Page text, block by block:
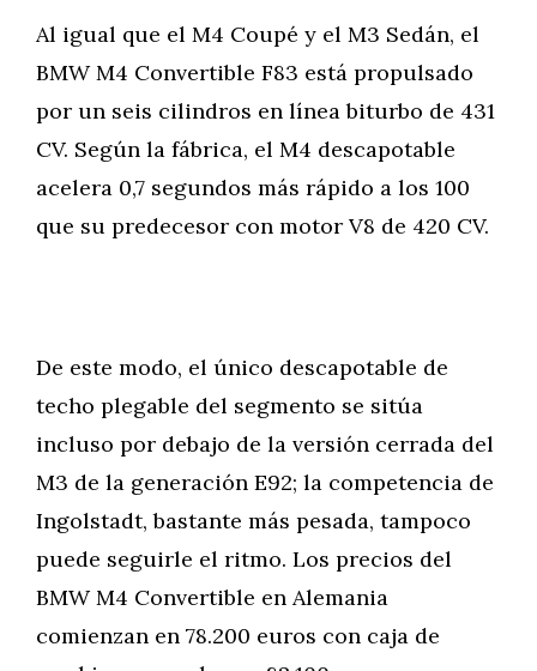
Al igual que el M4 Coupé y el M3 Sedán, el
BMW M4 Convertible F83 está propulsado
por un seis cilindros en línea biturbo de 431
CV. Según la fábrica, el M4 descapotable
acelera 0,7 segundos más rápido a los 100
que su predecesor con motor V8 de 420 CV.
De este modo, el único descapotable de
techo plegable del segmento se sitúa
incluso por debajo de la versión cerrada del
M3 de la generación E92; la competencia de
Ingolstadt, bastante más pesada, tampoco
puede seguirle el ritmo. Los precios del
BMW M4 Convertible en Alemania
comienzan en 78.200 euros con caja de